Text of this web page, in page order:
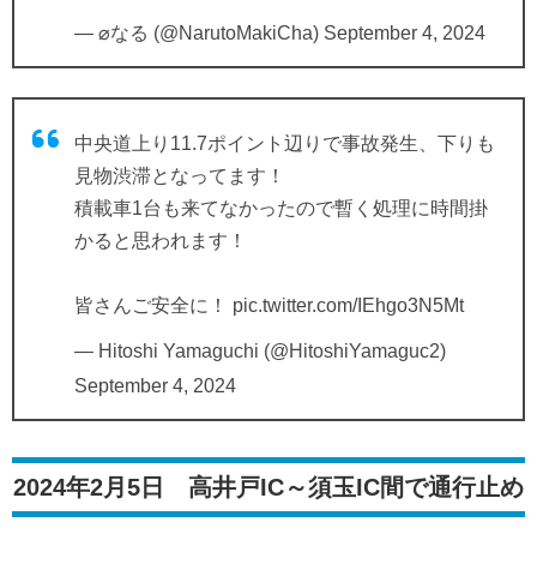
— ⌀なる (@NarutoMakiCha) September 4, 2024
中央道上り11.7ポイント辺りで事故発生、下りも
見物渋滞となってます！
積載車1台も来てなかったので暫く処理に時間掛
かると思われます！
皆さんご安全に！ pic.twitter.com/IEhgo3N5Mt
— Hitoshi Yamaguchi (@HitoshiYamaguc2)
September 4, 2024
2024年2月5日 高井戸IC～須玉IC間で通行止め